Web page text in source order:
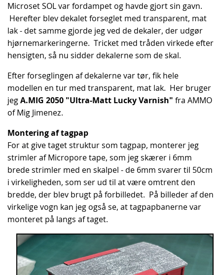
Microset SOL var fordampet og havde gjort sin gavn.
Herefter blev dekalet forseglet med transparent, mat
lak - det samme gjorde jeg ved de dekaler, der udgør
hjørnemarkeringerne. Tricket med tråden virkede efter
hensigten, så nu sidder dekalerne som de skal.
Efter forseglingen af dekalerne var tør, fik hele
modellen en tur med transparent, mat lak. Her bruger
jegA.MIG 2050 "Ultra-Matt Lucky Varnish" fra AMMO
of Mig Jimenez.
Montering af tagpap
For at give taget struktur som tagpap, monterer jeg
strimler af Micropore tape, som jeg skærer i 6mm
brede strimler med en skalpel - de 6mm svarer til 50cm
i virkeligheden, som ser ud til at være omtrent den
bredde, der blev brugt på forbilledet. På billeder af den
virkelige vogn kan jeg også se, at tagpapbanerne var
monteret på langs af taget.